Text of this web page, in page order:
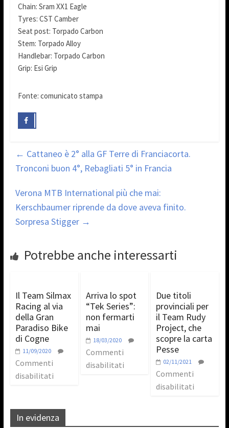
Chain: Sram XX1 Eagle
Tyres: CST Camber
Seat post: Torpado Carbon
Stem: Torpado Alloy
Handlebar: Torpado Carbon
Grip: Esi Grip
Fonte: comunicato stampa
← Cattaneo è 2° alla GF Terre di Franciacorta.
Tronconi buon 4°, Rebagliati 5° in Francia
Verona MTB International più che mai:
Kerschbaumer riprende da dove aveva finito.
Sorpresa Stigger →
Potrebbe anche interessarti
Il Team Silmax
Racing al via
della Gran
Paradiso Bike
di Cogne
11/09/2020
Commenti
disabilitati
Arriva lo spot
“Tek Series”:
non fermarti
mai
18/03/2020
Commenti
disabilitati
Due titoli
provinciali per
il Team Rudy
Project, che
scopre la carta
Pesse
02/11/2021
Commenti
disabilitati
In evidenza